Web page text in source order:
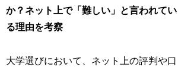
か？ネット上で「難しい」と言われてい
る理由を考察
大学選びにおいて、ネット上の評判や口